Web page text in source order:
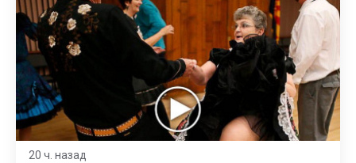
20 ч. назад